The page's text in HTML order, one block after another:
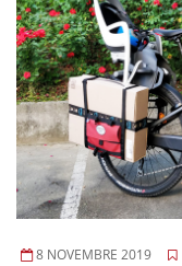
8 NOVEMBRE 2019